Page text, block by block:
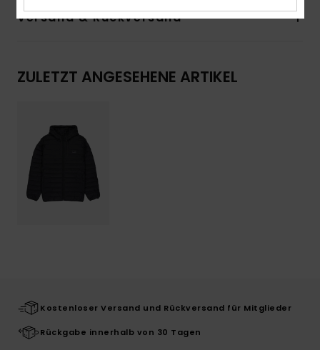
Versand & Rückversand
ZULETZT ANGESEHENE ARTIKEL
Kostenloser Versand und Rückversand für Mitglieder
Rückgabe innerhalb von 30 Tagen